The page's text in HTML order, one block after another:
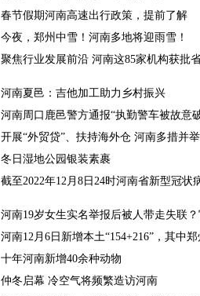
春节假期河南高速出行政策，提前了解
今夜，郑州中雪！河南多地将迎雨雪！
聚焦行业发展前沿 河南这85家机构获批
河南夏邑：吉他加工助力乡村振兴
河南周口鹿邑警方通报“执勤警车被故意
开展“外贸贷”、扶持海外仓 河南多措并
冬日湿地公园银装素裹
截至2022年12月8日24时河南省新型冠状
河南19岁女生实名举报后被人带走失联
河南12月6日新增本土“154+216”，其中郑
十年河南新增40余种动物
仲冬启幕 冷空气将频繁造访河南